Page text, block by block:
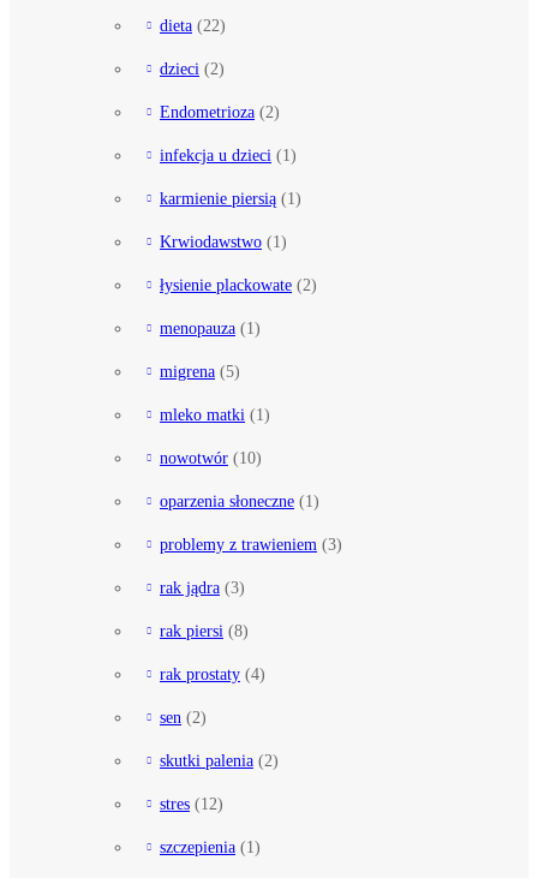
dieta (22)
dzieci (2)
Endometrioza (2)
infekcja u dzieci (1)
karmienie piersią (1)
Krwiodawstwo (1)
łysienie plackowate (2)
menopauza (1)
migrena (5)
mleko matki (1)
nowotwór (10)
oparzenia słoneczne (1)
problemy z trawieniem (3)
rak jądra (3)
rak piersi (8)
rak prostaty (4)
sen (2)
skutki palenia (2)
stres (12)
szczepienia (1)